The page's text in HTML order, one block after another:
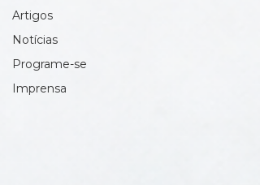
Artigos
Notícias
Programe-se
Imprensa